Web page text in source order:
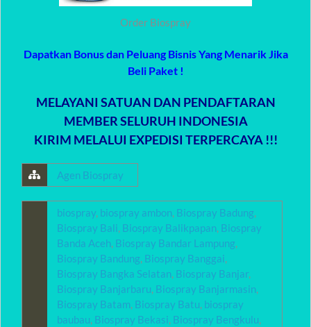
Order Biospray
Dapatkan Bonus dan Peluang Bisnis Yang Menarik Jika
Beli Paket !
MELAYANI SATUAN DAN PENDAFTARAN
MEMBER SELURUH INDONESIA
KIRIM MELALUI EXPEDISI TERPERCAYA !!!
Agen Biospray
biospray, biospray ambon, Biospray Badung,
Biospray Bali, Biospray Balikpapan, Biospray
Banda Aceh, Biospray Bandar Lampung,
Biospray Bandung, Biospray Banggai,
Biospray Bangka Selatan, Biospray Banjar,
Biospray Banjarbaru, Biospray Banjarmasin,
Biospray Batam, Biospray Batu, biospray
baubau, Biospray Bekasi, Biospray Bengkulu,